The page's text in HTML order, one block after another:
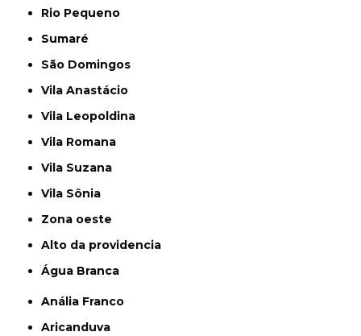
Rio Pequeno
Sumaré
São Domingos
Vila Anastácio
Vila Leopoldina
Vila Romana
Vila Suzana
Vila Sônia
Zona oeste
alto da providencia
Água Branca
Anália Franco
Aricanduva